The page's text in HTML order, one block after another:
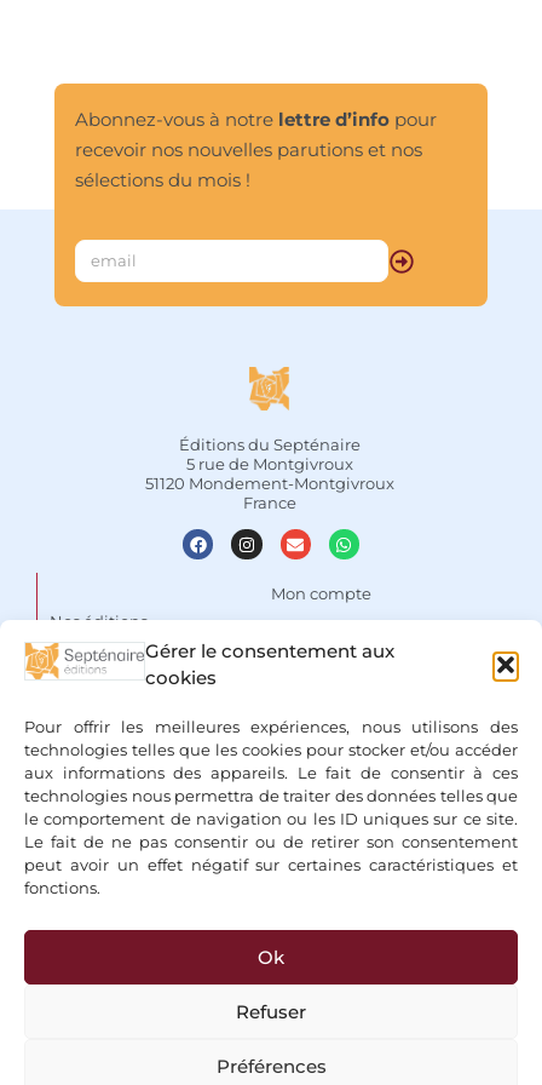
Gérer le consentement aux
cookies
Pour offrir les meilleures expériences, nous utilisons des
technologies telles que les cookies pour stocker et/ou accéder
aux informations des appareils. Le fait de consentir à ces
technologies nous permettra de traiter des données telles que
le comportement de navigation ou les ID uniques sur ce site.
Le fait de ne pas consentir ou de retirer son consentement
peut avoir un effet négatif sur certaines caractéristiques et
fonctions.
Ok
Refuser
Préférences
être humain se pose. Elle se veut
de dialogue entre petits et grands.
Abonnez-vous à notre lettre d’infopour
recevoir nos nouvelles parutions et nos
sélections du mois !
Éditions du Septénaire
5 rue de Montgivroux
51120 Mondement-Montgivroux
France
Nos éditions
Auteurs
Espace libraires
Nous contacter
Mon compte
Conditions Générales de
Vente
Mentions légales & Politique
de confidentialité
+ Bancontact, Klarna, Paypal